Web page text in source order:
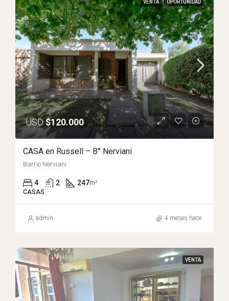
VENTA OPORTUNIDAD
USD$120.000
CASA en Russell – B° Nerviani
Barrio Nerviani
4 2 247m²
CASAS
admin 4 meses hace
VENTA